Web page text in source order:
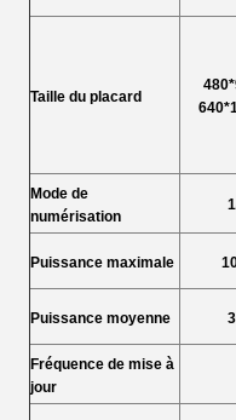
Taille du placard
Mode de
numérisation
Puissance maximale
Puissance moyenne
Fréquence de mise à
jour